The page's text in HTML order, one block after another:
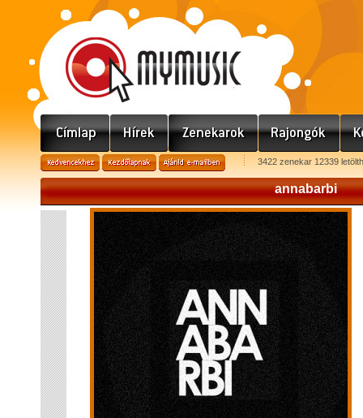
3422 zenekar 12339
annabarbi